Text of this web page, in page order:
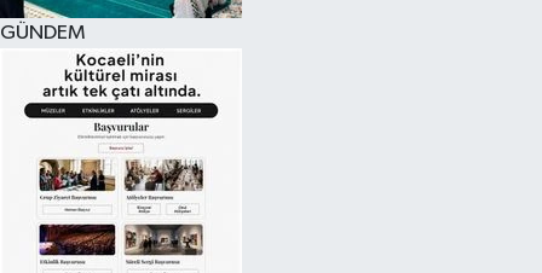
GÜNDEM
Haber Arşivi